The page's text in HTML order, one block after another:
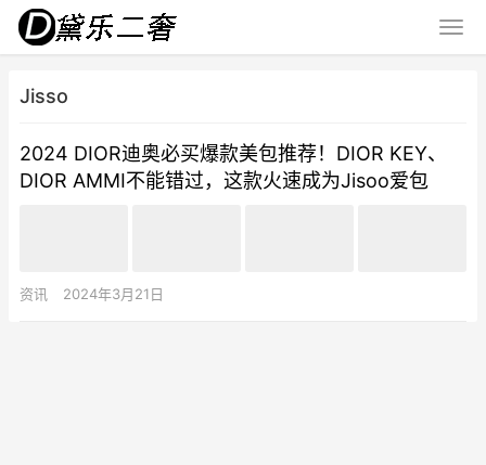
Jisso
2024 DIOR迪奥必买爆款美包推荐！DIOR KEY、
DIOR AMMI不能错过，这款火速成为Jisoo爱包
资讯 2024年3月21日